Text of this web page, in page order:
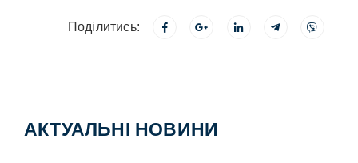
Поділитись:
АКТУАЛЬНІ НОВИНИ